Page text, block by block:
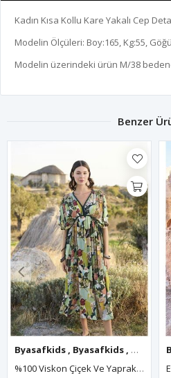
Kadın Kısa Kollu Kare Yakalı Cep
Modelin Ölçüleri: Boy:165, Kg:55,
Modelin üzerindeki ürün M/38
Benzer
Byasafkids , Byasafkids ,
%100 Viskon Çiçek Ve Yaprak Desenli Kısa Kollu Elbise